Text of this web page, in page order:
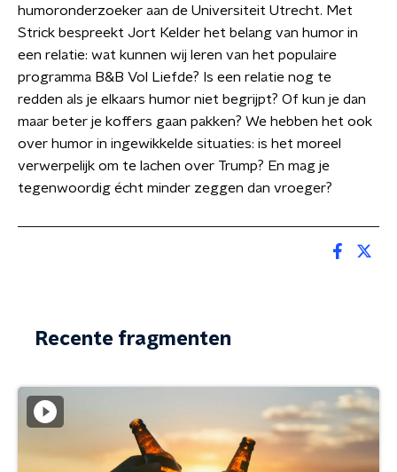
humoronderzoeker aan de Universiteit Utrecht. Met
Strick bespreekt Jort Kelder het belang van humor in
een relatie: wat kunnen wij leren van het populaire
programma B&B Vol Liefde? Is een relatie nog te
redden als je elkaars humor niet begrijpt? Of kun je dan
maar beter je koffers gaan pakken? We hebben het ook
over humor in ingewikkelde situaties: is het moreel
verwerpelijk om te lachen over Trump? En mag je
tegenwoordig écht minder zeggen dan vroeger?
Recente fragmenten